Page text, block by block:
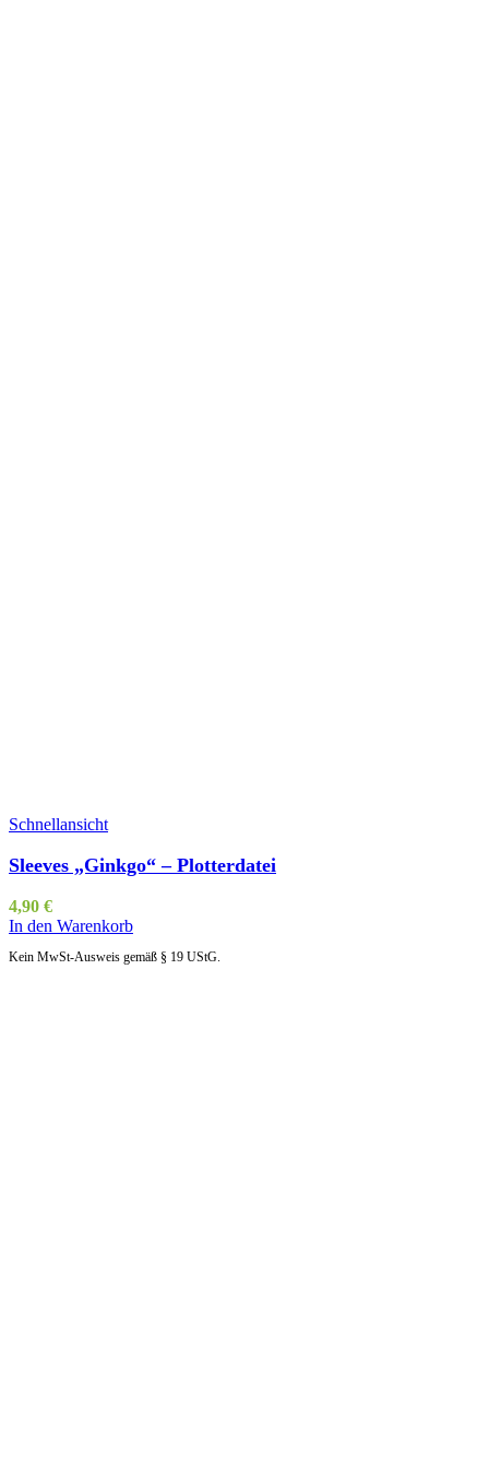
Schnellansicht
Sleeves „Ginkgo“ – Plotterdatei
4,90 €
In den Warenkorb
Kein MwSt-Ausweis gemäß § 19 UStG.